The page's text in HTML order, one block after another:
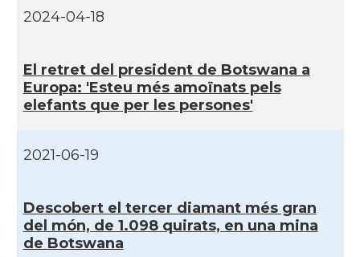
2024-04-18
El retret del president de Botswana a
Europa: 'Esteu més amoïnats pels
elefants que per les persones'
2021-06-19
Descobert el tercer diamant més gran
del món, de 1.098 quirats, en una mina
de Botswana